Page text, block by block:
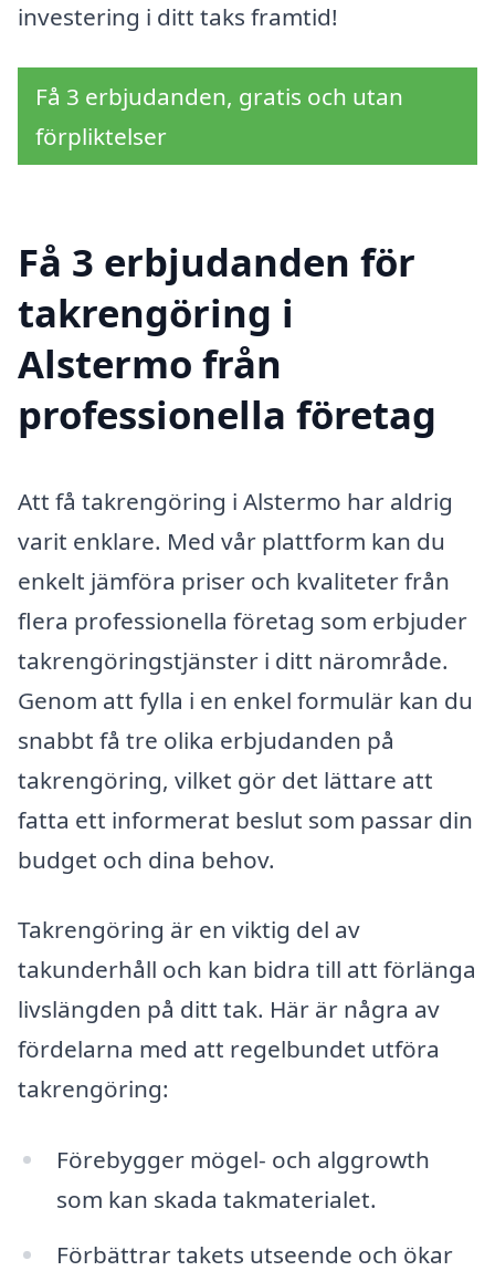
investering i ditt taks framtid!
Få 3 erbjudanden, gratis och utan
förpliktelser
Få 3 erbjudanden för
takrengöring i
Alstermo från
professionella företag
Att få takrengöring i Alstermo har aldrig
varit enklare. Med vår plattform kan du
enkelt jämföra priser och kvaliteter från
flera professionella företag som erbjuder
takrengöringstjänster i ditt närområde.
Genom att fylla i en enkel formulär kan du
snabbt få tre olika erbjudanden på
takrengöring, vilket gör det lättare att
fatta ett informerat beslut som passar din
budget och dina behov.
Takrengöring är en viktig del av
takunderhåll och kan bidra till att förlänga
livslängden på ditt tak. Här är några av
fördelarna med att regelbundet utföra
takrengöring:
Förebygger mögel- och alggrowth
som kan skada takmaterialet.
Förbättrar takets utseende och ökar